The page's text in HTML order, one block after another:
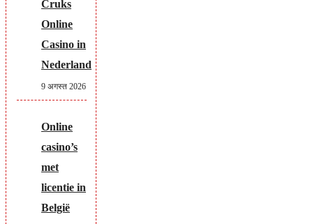
Cruks
Online
Casino in
Nederland
9 अगस्त 2026
Online
casino’s
met
licentie in
België